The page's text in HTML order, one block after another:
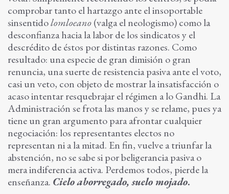
comprobar tanto el hartazgo ante el insoportable
sinsentidolomloeano(valga el neologismo) como la
desconfianza hacia la labor de los sindicatos y el
descrédito de éstos por distintas razones. Como
resultado: una especie de gran dimisión o gran
renuncia, una suerte de resistencia pasiva ante el voto,
casi un veto, con objeto de mostrar la insatisfacción o
acaso intentar resquebrajar el régimen a lo Gandhi. La
Administración se frota las manos y se relame, pues ya
tiene un gran argumento para afrontar cualquier
negociación: los representantes electos no
representan ni a la mitad. En fin, vuelve a triunfar la
abstención, no se sabe si por beligerancia pasiva o
mera indiferencia activa. Perdemos todos, pierde la
enseñanza. Cielo aborregado, suelo mojado.